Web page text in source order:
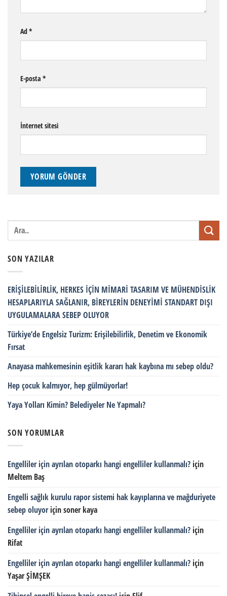
Ad*
E-posta *
İnternet sitesi
SON YAZILAR
ERİŞİLEBİLİRLİK, HERKES İÇİN MİMARİ TASARIM VE MÜHENDİSLİK
HESAPLARIYLA SAĞLANIR, BİREYLERİN DENEYİMİ STANDART DIŞI
UYGULAMALARA SEBEP OLUYOR
Türkiye’de Engelsiz Turizm: Erişilebilirlik, Denetim ve Ekonomik
Fırsat
Anayasa mahkemesinin eşitlik kararı hak kaybına mı sebep oldu?
Hep çocuk kalmıyor, hep gülmüyorlar!
Yaya Yolları Kimin? Belediyeler Ne Yapmalı?
SON YORUMLAR
Engelliler için ayrılan otoparkı hangi engelliler kullanmalı? için
Meltem Baş
Engelli sağlık kurulu rapor sistemi hak kayıplarına ve mağduriyete
sebep oluyoriçinsoner kaya
Engelliler için ayrılan otoparkı hangi engelliler kullanmalı? için
Rifat
Engelliler için ayrılan otoparkı hangi engelliler kullanmalı? için
Yaşar ŞİMŞEK